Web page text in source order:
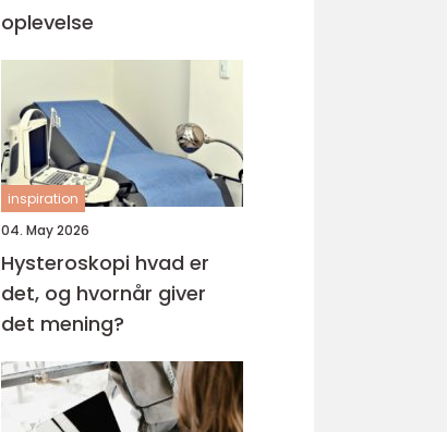
oplevelse
inspiration
04. May 2026
Hysteroskopi hvad er
det, og hvornår giver
det mening?